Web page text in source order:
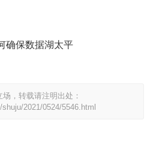
，转载请注明出处：
2021/0524/5546.html